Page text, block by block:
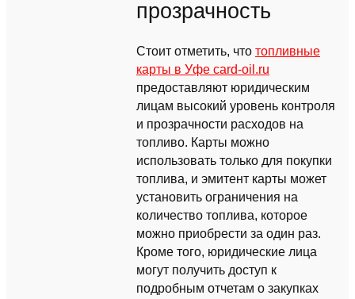
прозрачность
Стоит отметить, что топливные
карты в Уфе card-oil.ru
предоставляют юридическим
лицам высокий уровень контроля
и прозрачности расходов на
топливо. Карты можно
использовать только для покупки
топлива, и эмитент карты может
установить ограничения на
количество топлива, которое
можно приобрести за один раз.
Кроме того, юридические лица
могут получить доступ к
подробным отчетам о закупках